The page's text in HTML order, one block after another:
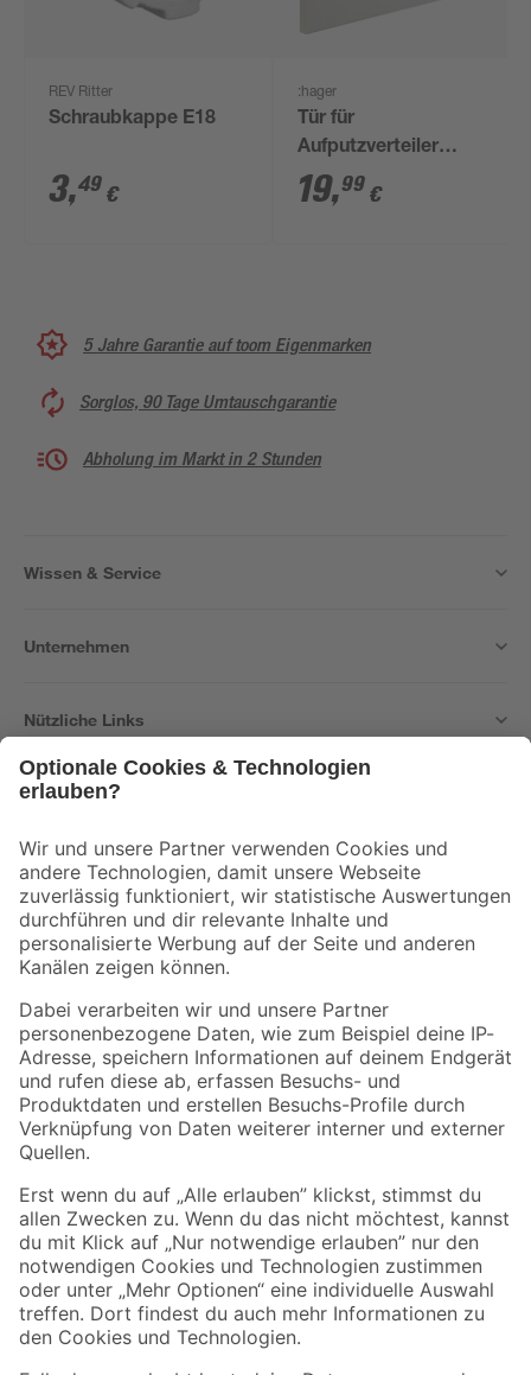
REV Ritter
Schraubkappe E18
3,49 €
:hager
Tür für
Aufputzverteiler
'Volta' reinweiß 28,5 x
22,5 x 3,6 cm
19,99 €
5 Jahre Garantie auf toom Eigenmarken
Sorglos, 90 Tage Umtauschgarantie
Abholung im Markt in 2 Stunden
Wissen & Service
Unternehmen
Nützliche Links
Der toom Newsletter: Keine Angebote und Aktionen mehr verpassen!
Zur Newsletter Anmeldung
Folge uns
Zahlungsarten Versandarten
Sicher einkaufen
Jetzt die toom-App herunterladen